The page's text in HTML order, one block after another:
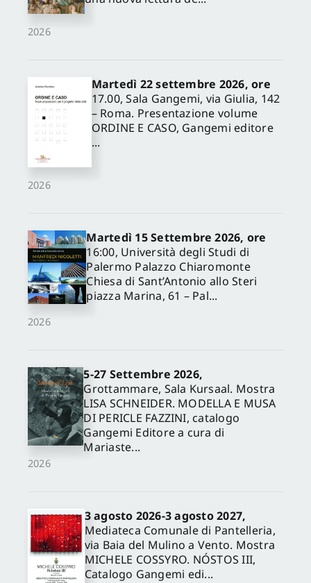
2026
2026
Martedì 22 settembre 2026, ore
17.00, Sala Gangemi, via Giulia, 142
– Roma. Presentazione volume
ORDINE E CASO, Gangemi editore
...
2026
Martedì 15 Settembre 2026, ore
16:00, Università degli Studi di
Palermo Palazzo Chiaromonte
Chiesa di Sant’Antonio allo Steri
piazza Marina, 61 – Pal...
2026
5-27 Settembre 2026,
Grottammare, Sala Kursaal. Mostra
LISA SCHNEIDER. MODELLA E MUSA
DI PERICLE FAZZINI, catalogo
Gangemi Editore a cura di
Mariaste...
3 agosto 2026-3 agosto 2027,
Mediateca Comunale di Pantelleria,
via Baia del Mulino a Vento. Mostra
MICHELE COSSYRO. NÓSTOS III,
Catalogo Gangemi edi...